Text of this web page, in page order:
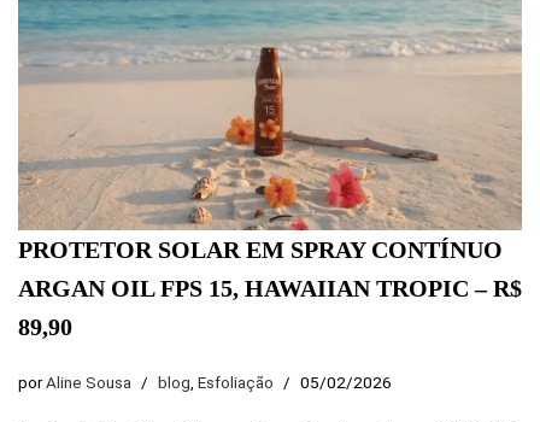
PROTETOR SOLAR EM SPRAY CONTÍNUO
ARGAN OIL FPS 15, HAWAIIAN TROPIC – R$
89,90
porAline Sousa blog, Esfoliação 05/02/2026